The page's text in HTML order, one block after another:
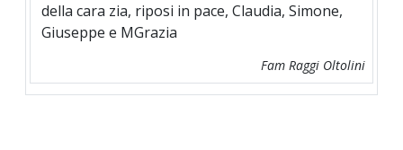
della cara zia, riposi in pace, Claudia, Simone,
Giuseppe e MGrazia
Fam Raggi Oltolini